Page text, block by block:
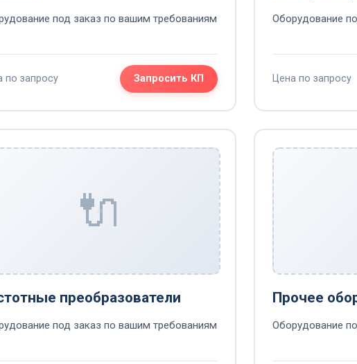
под заказ по вашим требованиям
по запросу Запросить КП
Оборудование
Цена по запросу
🔌
преобразователи
под заказ по вашим требованиям
Прочее
Оборудование